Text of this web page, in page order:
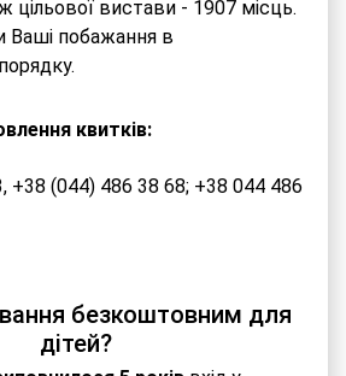
вистави - 1907 місць.
Ваші побажання в
квитків:
+38 (044) 486 38 68; +38 044 486
безкоштовним для
дітей?